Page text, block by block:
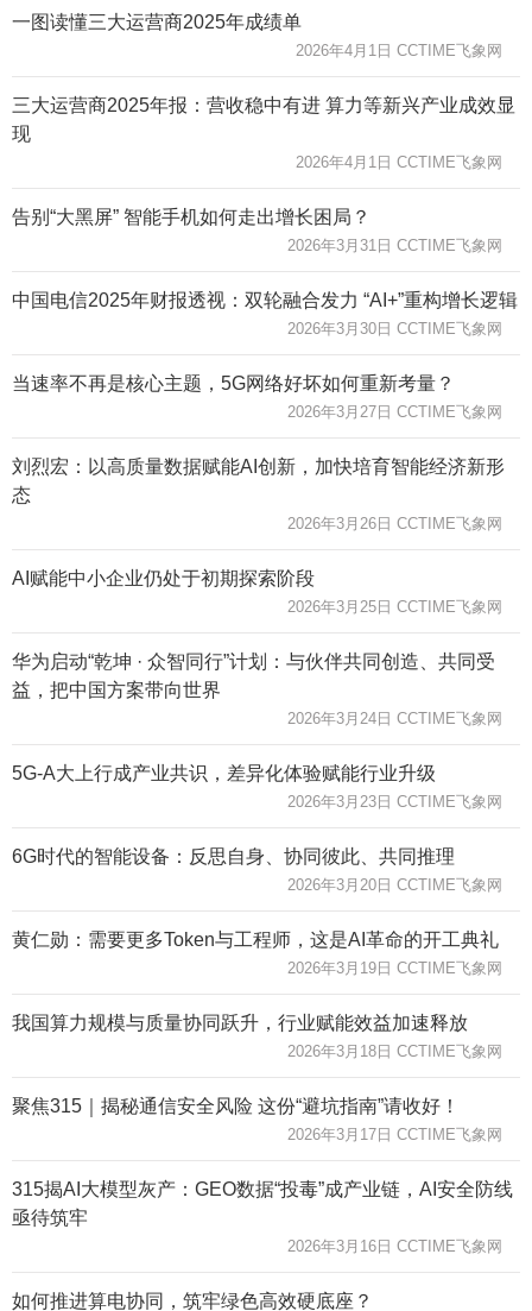
一图读懂三大运营商2025年成绩单
2026年4月1日 CCTIME飞象网
三大运营商2025年报：营收稳中有进 算力等新兴产业成效显
现
2026年4月1日 CCTIME飞象网
告别“大黑屏” 智能手机如何走出增长困局？
2026年3月31日 CCTIME飞象网
中国电信2025年财报透视：双轮融合发力 “AI+”重构增长逻辑
2026年3月30日 CCTIME飞象网
当速率不再是核心主题，5G网络好坏如何重新考量？
2026年3月27日 CCTIME飞象网
刘烈宏：以高质量数据赋能AI创新，加快培育智能经济新形
态
2026年3月26日 CCTIME飞象网
AI赋能中小企业仍处于初期探索阶段
2026年3月25日 CCTIME飞象网
华为启动“乾坤 · 众智同行”计划：与伙伴共同创造、共同受
益，把中国方案带向世界
2026年3月24日 CCTIME飞象网
5G-A大上行成产业共识，差异化体验赋能行业升级
2026年3月23日 CCTIME飞象网
6G时代的智能设备：反思自身、协同彼此、共同推理
2026年3月20日 CCTIME飞象网
黄仁勋：需要更多Token与工程师，这是AI革命的开工典礼
2026年3月19日 CCTIME飞象网
我国算力规模与质量协同跃升，行业赋能效益加速释放
2026年3月18日 CCTIME飞象网
聚焦315｜揭秘通信安全风险 这份“避坑指南”请收好！
2026年3月17日 CCTIME飞象网
315揭AI大模型灰产：GEO数据“投毒”成产业链，AI安全防线
亟待筑牢
2026年3月16日 CCTIME飞象网
如何推进算电协同，筑牢绿色高效硬底座？